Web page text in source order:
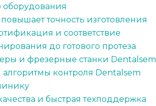
оборудования
точность изготовления
и соответствие
до готового протеза
и фрезерные станки Dentalsem
контроля Dentalsem
и быстрая техподдержка